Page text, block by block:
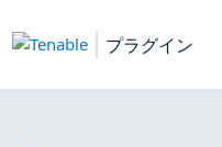
プラグイン